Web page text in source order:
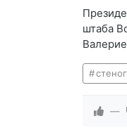
штаба
—